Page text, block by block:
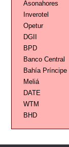
Asonahores
Inverotel
Opetur
DGII
BPD
Banco Central
Bahía Príncipe
Meliá
DATE
WTM
BHD